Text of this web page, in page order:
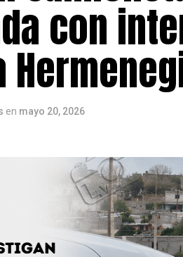
con
en mayo 20, 2026